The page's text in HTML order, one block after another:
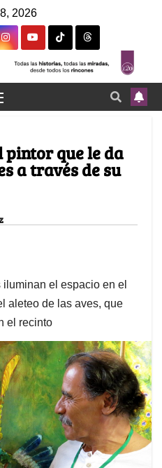
2026
pintor que le da
a través de su
el espacio en el
aleteo de las aves, que
el recinto